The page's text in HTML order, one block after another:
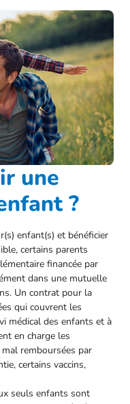
une
?
enfant(s) et bénéficier
certains parents
financée par
dans une mutuelle
Un contrat pour la
qui couvrent les
médical des enfants et à
en charge les
remboursées par
certains vaccins,
seuls enfants sont